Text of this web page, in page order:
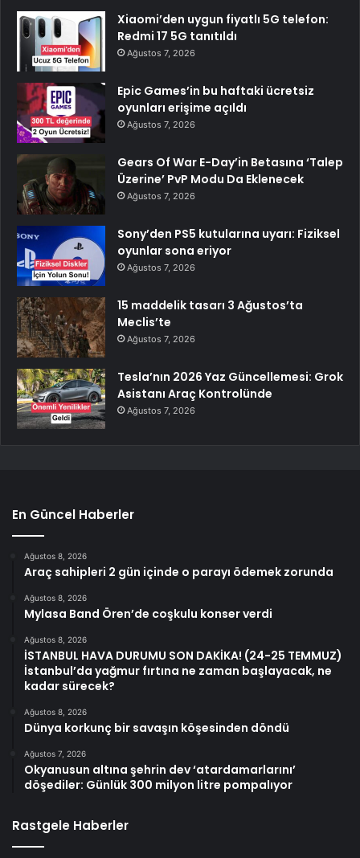
Xiaomi’den uygun fiyatlı 5G telefon:
Redmi 17 5G tanıtıldı
Ağustos 7, 2026
Epic Games’in bu haftaki ücretsiz
oyunları erişime açıldı
Ağustos 7, 2026
Gears Of War E-Day’in Betasına ‘Talep
Üzerine’ PvP Modu Da Eklenecek
Ağustos 7, 2026
Sony’den PS5 kutularına uyarı: Fiziksel
oyunlar sona eriyor
Ağustos 7, 2026
15 maddelik tasarı 3 Ağustos’ta
Meclis’te
Ağustos 7, 2026
Tesla’nın 2026 Yaz Güncellemesi: Grok
Asistanı Araç Kontrolünde
Ağustos 7, 2026
En Güncel Haberler
Ağustos 8, 2026
Araç sahipleri 2 gün içinde o parayı ödemek zorunda
Ağustos 8, 2026
Mylasa Band Ören’de coşkulu konser verdi
Ağustos 8, 2026
İSTANBUL HAVA DURUMU SON DAKİKA! (24-25 TEMMUZ)
İstanbul’da yağmur fırtına ne zaman başlayacak, ne
kadar sürecek?
Ağustos 8, 2026
Dünya korkunç bir savaşın köşesinden döndü
Ağustos 7, 2026
Okyanusun altına şehrin dev ‘atardamarlarını’
döşediler: Günlük 300 milyon litre pompalıyor
Rastgele Haberler